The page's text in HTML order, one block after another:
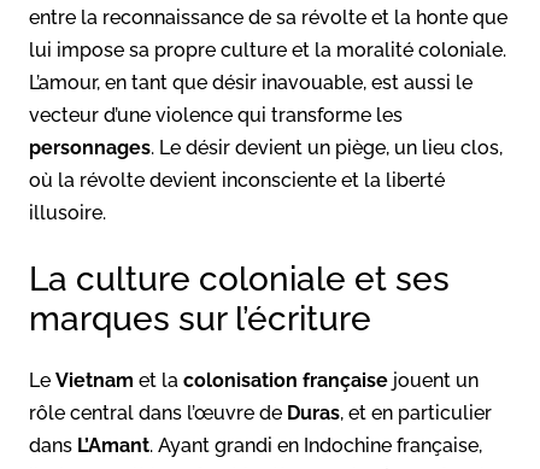
entre la reconnaissance de sa révolte et la honte que
lui impose sa propre culture et la moralité coloniale.
L’amour, en tant que désir inavouable, est aussi le
vecteur d’une violence qui transforme les
personnages. Le désir devient un piège, un lieu clos,
où la révolte devient inconsciente et la liberté
illusoire.
La culture coloniale et ses
marques sur l’écriture
Le Vietnam et la colonisation française jouent un
rôle central dans l’œuvre de Duras, et en particulier
dans L’Amant. Ayant grandi en Indochine française,